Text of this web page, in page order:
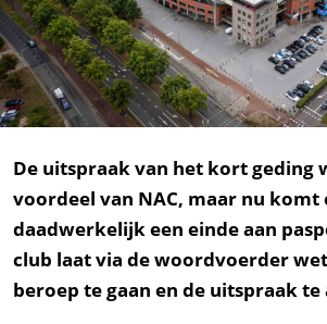
De uitspraak van het kort geding
voordeel van NAC, maar nu komt
daadwerkelijk een einde aan
club laat via de woordvoerder
beroep te gaan en de uitspraak te